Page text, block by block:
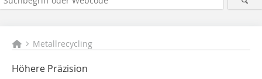
Metallrecycling
Höhere Präzision